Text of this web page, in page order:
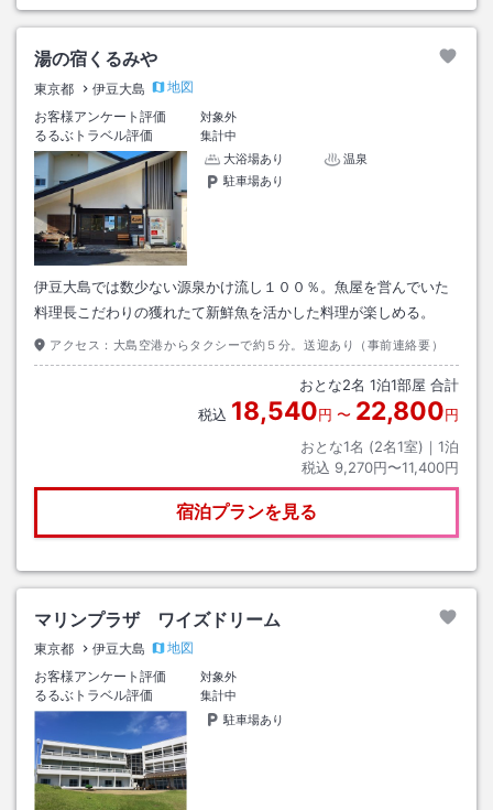
湯の宿くるみや
東京都 伊豆大島
地図
お客様アンケート評価
対象外
るるぶトラベル評価
集計中
大浴場あり
温泉
駐車場あり
伊豆大島では数少ない源泉かけ流し１００％。魚屋を営んでいた
料理長こだわりの獲れたて新鮮魚を活かした料理が楽しめる。
アクセス： 大島空港からタクシーで約５分。送迎あり（事前連絡要）
おとな2名 1泊1部屋 合計
税込 18,540円 〜 22,800円
おとな1名 (2名1室)｜ 1泊
税込 9,270円〜11,400円
宿泊プランを見る
マリンプラザ ワイズドリーム
東京都 伊豆大島
地図
お客様アンケート評価
対象外
るるぶトラベル評価
集計中
駐車場あり